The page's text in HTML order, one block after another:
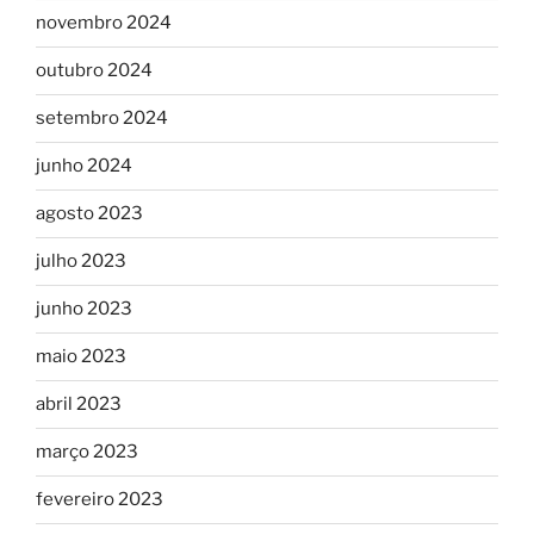
novembro 2024
outubro 2024
setembro 2024
junho 2024
agosto 2023
julho 2023
junho 2023
maio 2023
abril 2023
março 2023
fevereiro 2023